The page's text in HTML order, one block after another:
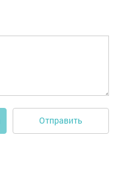
Отправить